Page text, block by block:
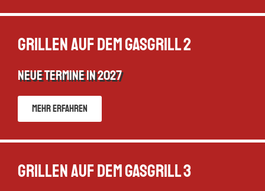
Grillen auf dem Gasgrill 2
neue Termine in 2027
Mehr erfahren
Grillen auf dem Gasgrill 3